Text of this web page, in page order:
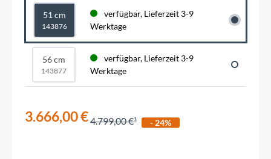
51 cm
143876
verfügbar, Lieferzeit 3-9
Werktage
56 cm
143877
verfügbar, Lieferzeit 3-9
Werktage
3.666,00 €4.799,00 € - 24%